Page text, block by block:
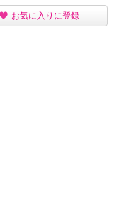
お気に入りに登録